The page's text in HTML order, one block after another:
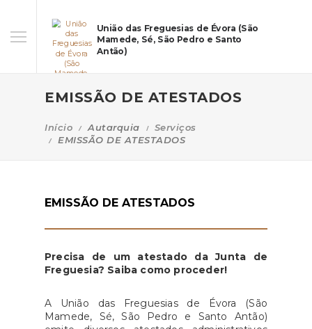
União das Freguesias de Évora (São
Mamede, Sé, São Pedro e Santo
Antão)
EMISSÃO DE ATESTADOS
Início Autarquia
Serviços
EMISSÃO DE ATESTADOS
EMISSÃO DE ATESTADOS
Precisa de um atestado da Junta de
Freguesia? Saiba como proceder!
A União das Freguesias de Évora (São
Mamede, Sé, São Pedro e Santo Antão)